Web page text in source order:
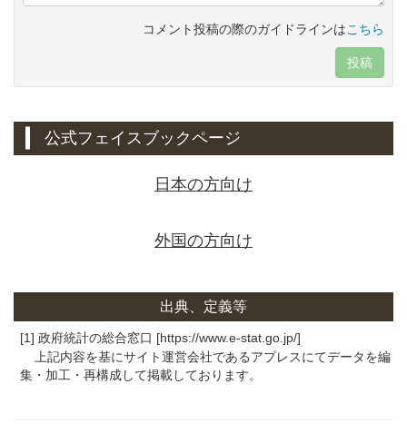
コメント投稿の際のガイドラインはこちら
投稿
公式フェイスブックページ
日本の方向け
外国の方向け
出典、定義等
[1] 政府統計の総合窓口 [https://www.e-stat.go.jp/]
上記内容を基にサイト運営会社であるアプレスにてデータを編
集・加工・再構成して掲載しております。